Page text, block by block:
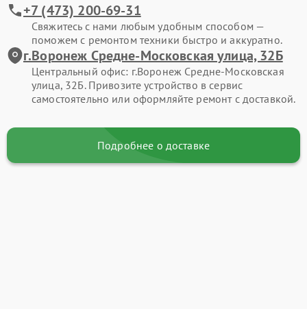
+7 (473) 200-69-31
Свяжитесь с нами любым удобным способом —
поможем с ремонтом техники быстро и аккуратно.
г.Воронеж Средне-Московская улица, 32Б
Центральный офис: г.Воронеж Средне-Московская
улица, 32Б. Привозите устройство в сервис
самостоятельно или оформляйте ремонт с доставкой.
Подробнее о доставке